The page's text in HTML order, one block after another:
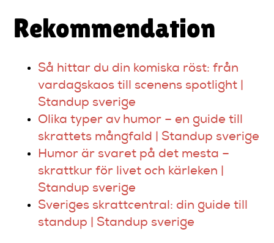
Rekommendation
Så hittar du din komiska röst: från
vardagskaos till scenens spotlight |
Standup sverige
Olika typer av humor – en guide till
skrattets mångfald | Standup sverige
Humor är svaret på det mesta –
skrattkur för livet och kärleken |
Standup sverige
Sveriges skrattcentral: din guide till
standup | Standup sverige